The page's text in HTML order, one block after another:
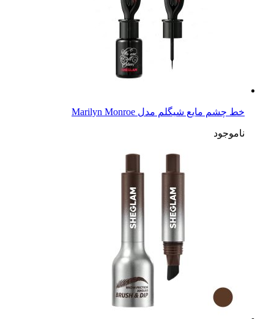
خط چشم مایع شیگلم مدل Marilyn Monroe
ناموجود